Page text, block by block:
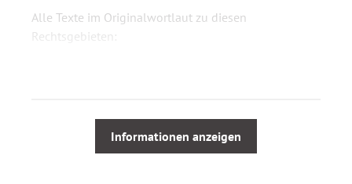
Alle Texte im Originalwortlaut zu diesen
Rechtsgebieten:
Bürgerliches Recht, Nebengesetze, Zivilverfahren
Arbeitnehmerschutzrecht, Jugendschutzrecht,
Gesundheitsrecht
Informationen anzeigen